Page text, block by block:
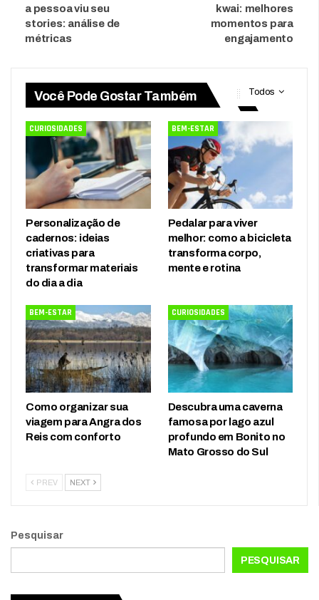
a pessoa viu seu
stories: análise de
métricas
kwai: melhores
momentos para
engajamento
Todos
Você Pode Gostar Também
CURIOSIDADES
Personalização de
cadernos: ideias
criativas para
transformar materiais
do dia a dia
BEM-ESTAR
Pedalar para viver
melhor: como a bicicleta
transforma corpo,
mente e rotina
BEM-ESTAR
Como organizar sua
viagem para Angra dos
Reis com conforto
CURIOSIDADES
Descubra uma caverna
famosa por lago azul
profundo em Bonito no
Mato Grosso do Sul
PREV NEXT
Pesquisar
PESQUISAR